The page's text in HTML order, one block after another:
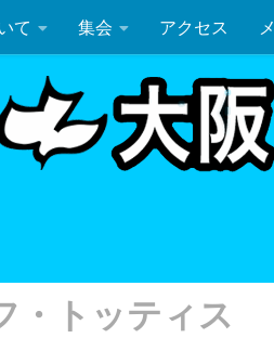
て 集会 アクセス
マタイ 19:10-12 ルカ 7:36-50
・トッティス